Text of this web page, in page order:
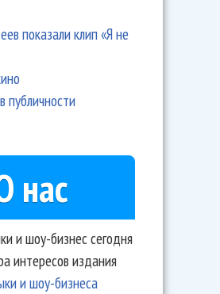
показали клип «Я не
публичности
нас
и шоу-бизнес сегодня
интересов издания
и шоу-бизнеса